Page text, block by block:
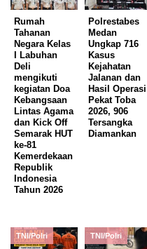
Rumah
Tahanan
Negara Kelas
I Labuhan
Deli
mengikuti
kegiatan Doa
Kebangsaan
Lintas Agama
dan Kick Off
Semarak HUT
ke-81
Kemerdekaan
Republik
Indonesia
Tahun 2026
Polrestabes
Medan
Ungkap 716
Kasus
Kejahatan
Jalanan dan
Hasil Operasi
Pekat Toba
2026, 906
Tersangka
Diamankan
TNI/Polri TNI/Polri